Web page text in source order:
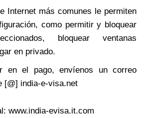
Internet más comunes le permiten
como permitir y bloquear
bloquear ventanas
en privado.
en el pago, envíenos un correo
[@] india-e-visa.net